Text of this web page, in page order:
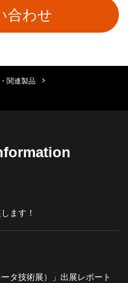
合わせ
関連製品
ます！
タ技術展）」出展レポート